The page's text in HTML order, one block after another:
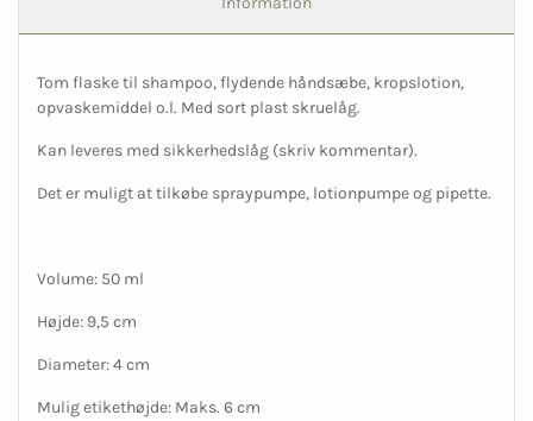
Tom flaske til shampoo, flydende håndsæbe, kropslotion,
opvaskemiddel o.l. Med sort plast skruelåg.
Kan leveres med sikkerhedslåg (skriv kommentar).
Det er muligt at tilkøbe spraypumpe, lotionpumpe og pipette.
Volume: 50 ml
Højde: 9,5 cm
Diameter: 4 cm
Mulig etikethøjde: Maks. 6 cm